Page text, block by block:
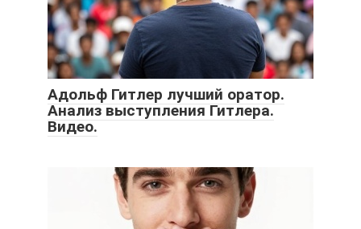
Адольф Гитлер лучший оратор.
Анализ выступления Гитлера.
Видео.